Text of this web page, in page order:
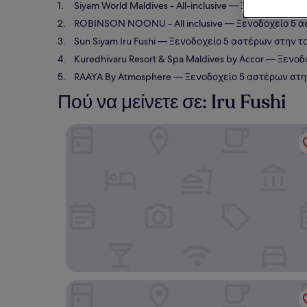
Siyam World Maldives - All-inclusive— Ξενοδοχείο 5
ROBINSON NOONU - All inclusive— Ξενοδοχείο 5
Sun Siyam Iru Fushi— Ξενοδοχείο 5 αστέρων στην
Kuredhivaru Resort & Spa Maldives by Accor—
RAAYA By Atmosphere— Ξενοδοχείο 5 αστέρων
Πού να μείνετε σε: Iru Fushi